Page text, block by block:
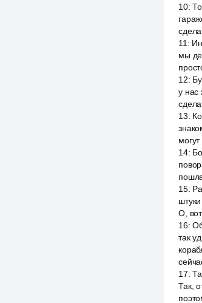
10:
11 :
мы
12:
у нас
13:
14:
15:
О,
16:
так
17:
Так,